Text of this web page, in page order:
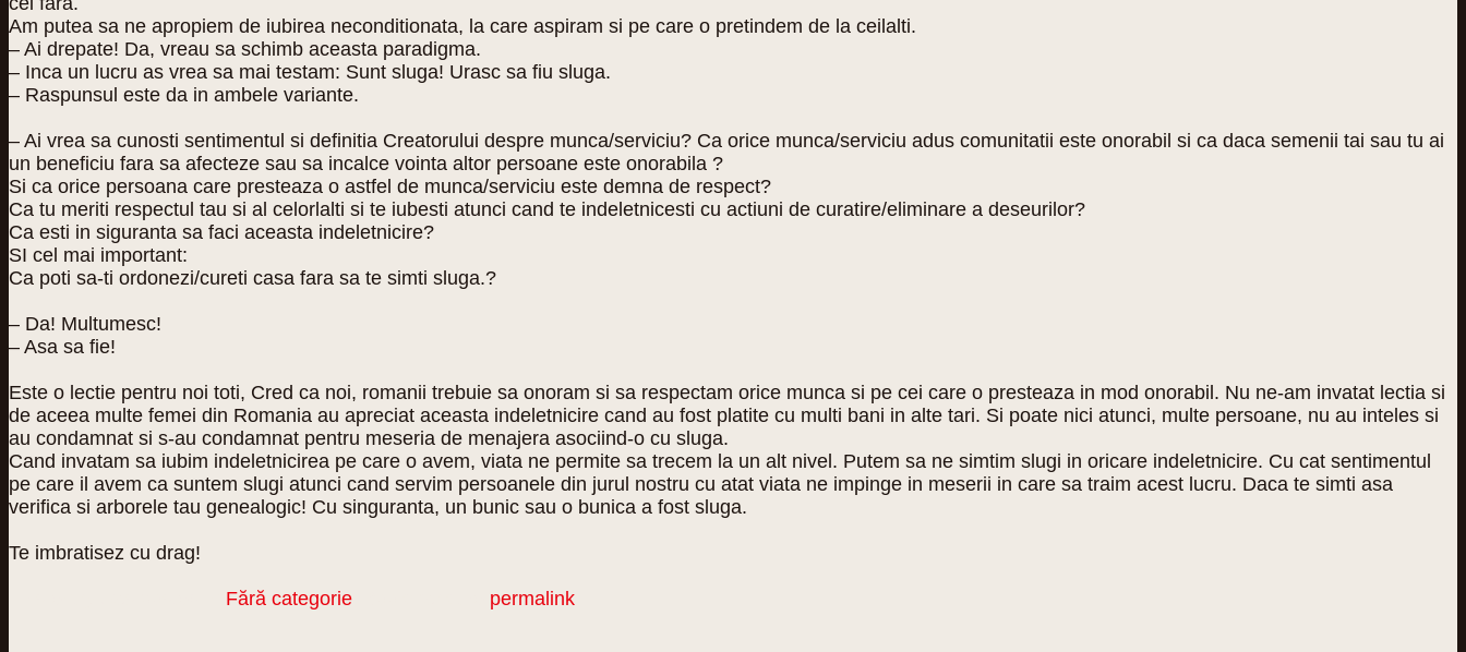
Am putea sa ne apropiem de iubirea neconditionata, la care aspiram si pe care o pretindem de la ceilalti.
– Ai drepate! Da, vreau sa schimb aceasta paradigma.
– Inca un lucru as vrea sa mai testam: Sunt sluga! Urasc sa fiu sluga.
– Raspunsul este da in ambele variante.
– Ai vrea sa cunosti sentimentul si definitia Creatorului despre munca/serviciu? Ca orice munca/serviciu adus comunitatii este onorabil si ca daca semenii tai sau tu ai
un beneficiu fara sa afecteze sau sa incalce vointa altor persoane este onorabila ?
Si ca orice persoana care presteaza o astfel de munca/serviciu este demna de respect?
Ca tu meriti respectul tau si al celorlalti si te iubesti atunci cand te indeletnicesti cu actiuni de curatire/eliminare a deseurilor?
Ca esti in siguranta sa faci aceasta indeletnicire?
SI cel mai important:
Ca poti sa-ti ordonezi/cureti casa fara sa te simti sluga.?
– Da! Multumesc!
– Asa sa fie!
Este o lectie pentru noi toti, Cred ca noi, romanii trebuie sa onoram si sa respectam orice munca si pe cei care o presteaza in mod onorabil. Nu ne-am invatat lectia si
de aceea multe femei din Romania au apreciat aceasta indeletnicire cand au fost platite cu multi bani in alte tari. Si poate nici atunci, multe persoane, nu au inteles si
au condamnat si s-au condamnat pentru meseria de menajera asociind-o cu sluga.
Cand invatam sa iubim indeletnicirea pe care o avem, viata ne permite sa trecem la un alt nivel. Putem sa ne simtim slugi in oricare indeletnicire. Cu cat sentimentul
pe care il avem ca suntem slugi atunci cand servim persoanele din jurul nostru cu atat viata ne impinge in meserii in care sa traim acest lucru. Daca te simti asa
verifica si arborele tau genealogic! Cu singuranta, un bunic sau o bunica a fost sluga.
Te imbratisez cu drag!
Fără categorie permalink